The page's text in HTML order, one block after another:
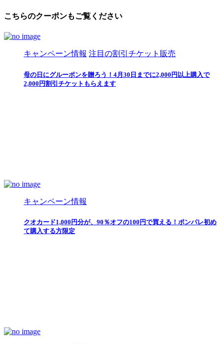
こちらのクーポンもご覧ください
キャンペーン情報 注目の割引チケット販売
母の日にグルーポンを贈ろう！4月30日までに2,000円以上購入で
2,000円割引チケットもらえます
キャンペーン情報
クオカード1,000円分が、90％オフの100円で買える！ポンパレ初め
て購入する方限定